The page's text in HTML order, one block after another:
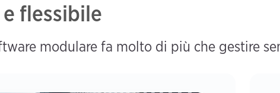
flessibile
modulare fa molto di più che gestire